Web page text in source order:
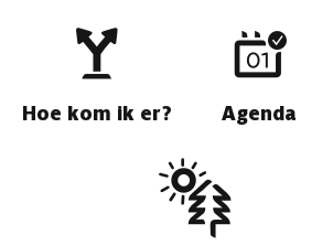
Hoe kom ik er? Agenda